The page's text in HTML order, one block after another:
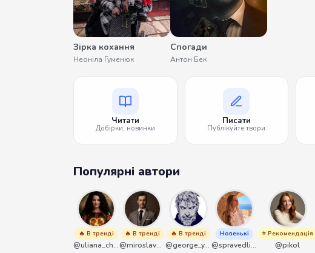
Зірка кохання
Неоніла Гуменюк
Спогади
Антон Бек
Читати
Добірки, новинки
Писати
Публікуйте твори
Популярні автори
🔥 В тренді
@uliana_chernenko
🔥 В тренді
@miroslavmaniyk
🔥 В тренді
@george_y_lawlett
Новенькі
@spravedliwa
⭐ Рекомендація
@pikol